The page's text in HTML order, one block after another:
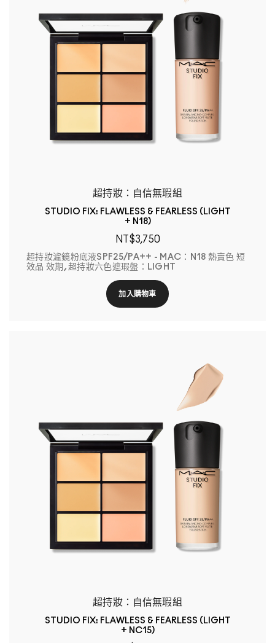
超持妝：自信無瑕組
STUDIO FIX: FLAWLESS & FEARLESS (LIGHT
+ N18)
NT$3,750
超持妝濾鏡粉底液SPF25/PA++ - MAC：N18 熱賣色 短
效品 效期, 超持妝六色遮瑕盤：LIGHT
加入購物車
超持妝：自信無瑕組
STUDIO FIX: FLAWLESS & FEARLESS (LIGHT
+ NC15)